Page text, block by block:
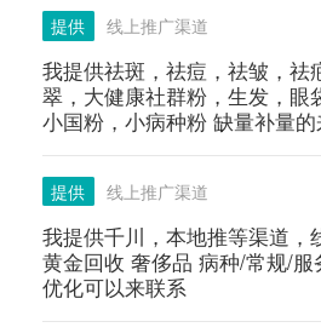
提供 线上推广渠道
我提供祛斑，祛痘，祛皱，祛
翠，大健康社群粉，生发，眼
小国粉，小病种粉 缺量补量的
提供 线上推广渠道
我提供千川，本地推等渠道，
黄金回收 奢侈品 病种/常规/服
优化可以来联系